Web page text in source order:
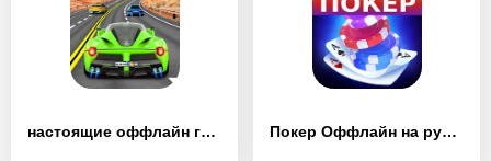
настоящие оффлайн гоночные игр - [Взлом/МОД Меню] Покер Оффлайн на русском языке - [Взлом/МОД Много денег]